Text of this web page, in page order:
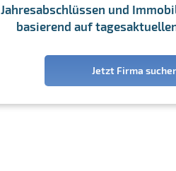
Jahresabschlüssen und
basierend auf
Jetzt Firma